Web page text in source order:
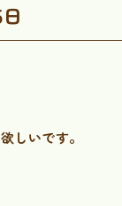
しいです。